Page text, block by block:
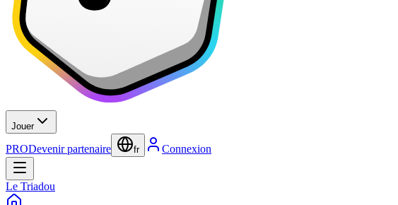
Jouer
PRODevenir partenaire fr Connexion
Le Triadou